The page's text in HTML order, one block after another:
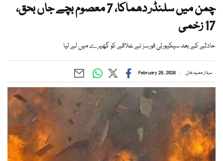
چمن میں سلنڈر دھماکا، 7 معصوم بچے جاں بحق،
17 زخمی
حادثے کے بعد سیکیورٹی فورسز نے علاقے کو گھیرے میں لے لیا
سردار حمید خان February 26, 2026